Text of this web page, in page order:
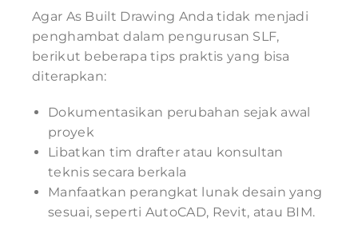
Agar As Built Drawing Anda tidak menjadi
penghambat dalam pengurusan SLF,
berikut beberapa tips praktis yang bisa
diterapkan:
Dokumentasikan perubahan sejak awal
proyek
Libatkan tim drafter atau konsultan
teknis secara berkala
Manfaatkan perangkat lunak desain yang
sesuai, seperti AutoCAD, Revit, atau BIM.